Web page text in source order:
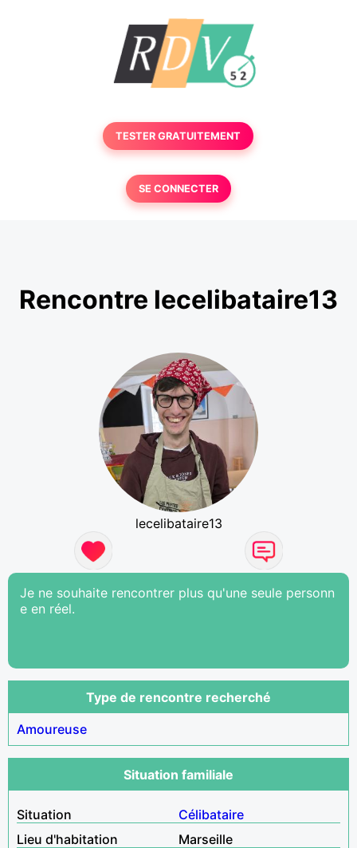
TESTER GRATUITEMENT
SE CONNECTER
Rencontre lecelibataire13
lecelibataire13
Je ne souhaite rencontrer plus qu'une seule personn
e en réel.
Type de rencontre recherché
Amoureuse
Situation familiale
Situation
Célibataire
Lieu d'habitation
Marseille